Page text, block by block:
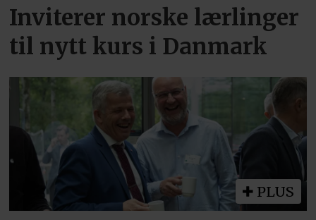
Inviterer norske lærlinger
til nytt kurs i Danmark
PLUS